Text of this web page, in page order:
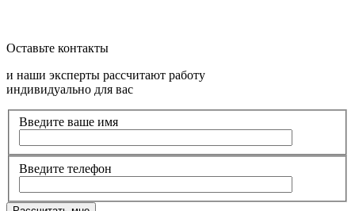
Оставьте контакты
и наши эксперты рассчитают работу
индивидуально для вас
Введите ваше имя
Введите телефон